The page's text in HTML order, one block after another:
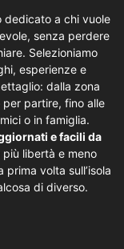
dedicato a chi vuole
senza perdere
Selezioniamo
esperienze e
dalla zona
partire, fino alle
o in famiglia.
e facili da
libertà e meno
volta sull’isola
di diverso.